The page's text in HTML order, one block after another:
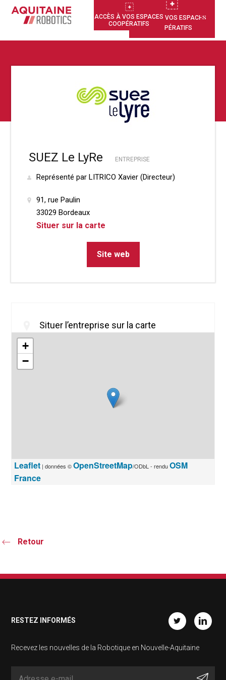
ACCÈS À VOS ESPACES
COOPÉRATIFS
ACCÈS À VOS ESPACES
COOPÉRATIFS
SUEZ Le LyRe ENTREPRISE
Représenté par LITRICO Xavier (Directeur)
91, rue Paulin
33029 Bordeaux
Situer sur la carte
Site web
Situer l’entreprise sur la carte
+
−
Leaflet | données ©OpenStreetMap/ODbL - renduOSM
France
Retour
RESTEZ INFORMÉS
Recevez les nouvelles de la Robotique en Nouvelle-Aquitaine